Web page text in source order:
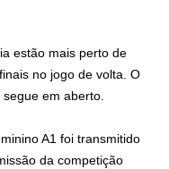
estão mais perto de
no jogo de volta. O
em aberto.
A1 foi transmitido
da competição